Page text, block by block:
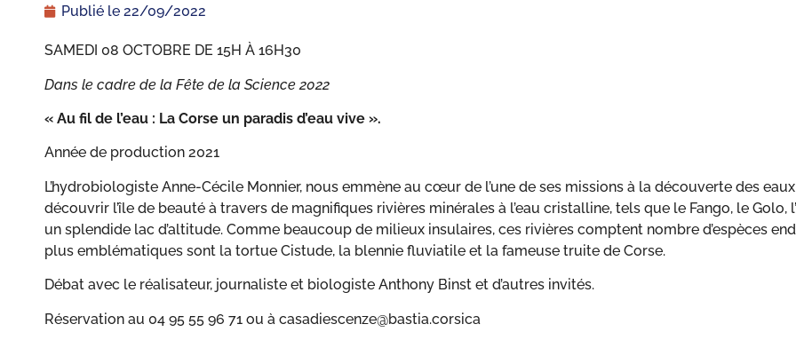
Publié le 22/09/2022
SAMEDI 08 OCTOBRE DE 15H À 16H30
Dans le cadre de la Fête de la Science 2022
« Au fil de l’eau : La Corse un paradis d’eau vive ».
Année de production 2021
L’hydrobiologiste Anne-Cécile Monnier, nous emmène au cœur de l’une de ses missions à la découverte des
découvrir l’île de beauté à travers de magnifiques rivières minérales à l’eau cristalline, tels que le Fango, le Golo,
un splendide lac d’altitude. Comme beaucoup de milieux insulaires, ces rivières comptent nombre d’espèces
plus emblématiques sont la tortue Cistude, la blennie fluviatile et la fameuse truite de Corse.
Débat avec le réalisateur, journaliste et biologiste Anthony Binst et d’autres invités.
Réservation au 04 95 55 96 71 ou à casadiescenze@bastia.corsica